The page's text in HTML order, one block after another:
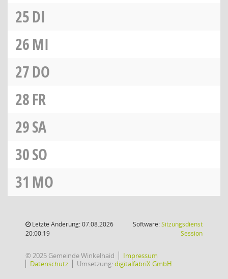
25DI
26MI
27DO
28FR
29SA
30SO
31 MO
Letzte Änderung: 07.08.2026
20:00:19
Software:Sitzungsdienst
Session(Wird in
© 2025 Gemeinde Winkelhaid
Impressum
Datenschutz
Umsetzung:digitalfabriX GmbH